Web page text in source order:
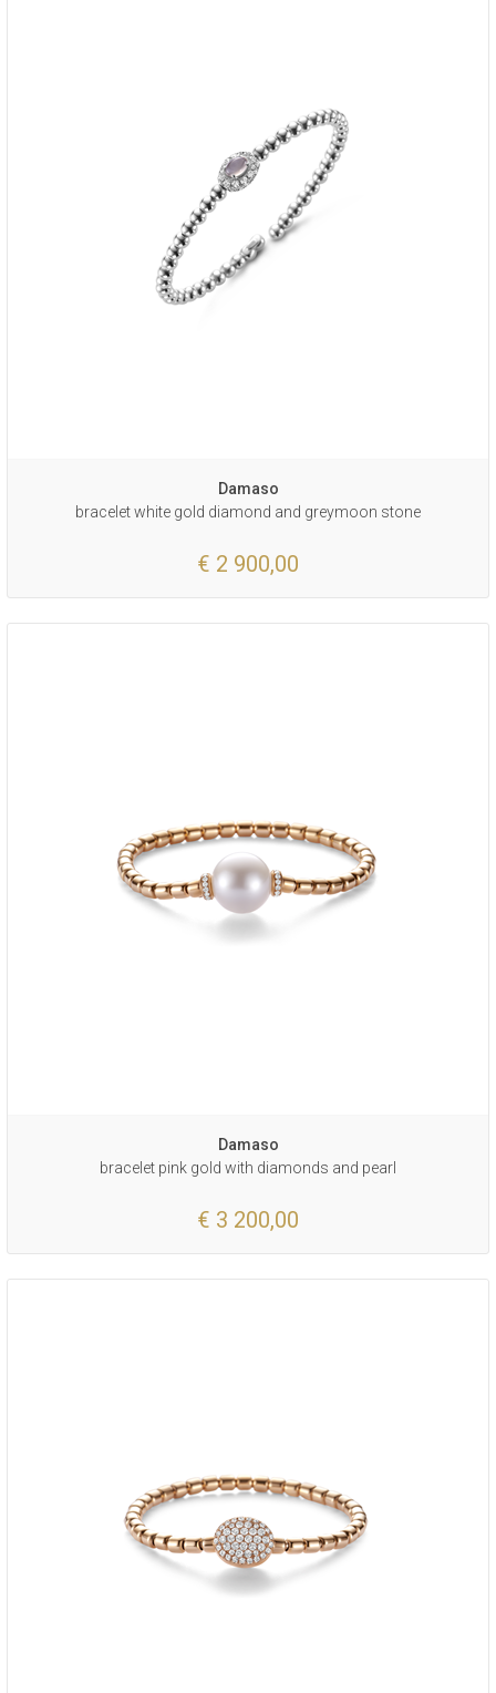
Damaso
bracelet white gold diamond and greymoon stone
€ 2 900,00
Damaso
bracelet pink gold with diamonds and pearl
€ 3 200,00